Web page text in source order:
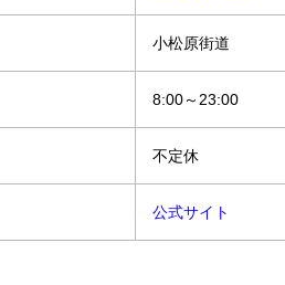
小松原街道
8:00～23:00
不定休
公式サイト